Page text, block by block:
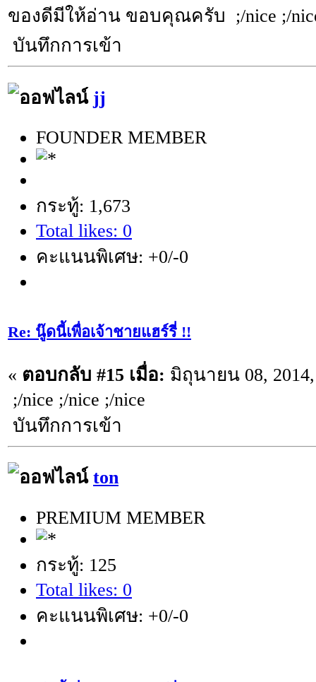
ของดีมีให้อ่าน ขอบคุณครับ ;/nice ;/
บันทึกการเข้า
jj
FOUNDER MEMBER
กระทู้: 1,673
Total likes: 0
คะแนนพิเศษ: +0/-0
Re: นู๊ดนี้เพื่อเจ้าชายแฮร์รี่ !!
« ตอบกลับ #15 เมื่อ: มิถุนายน 08,
;/nice ;/nice ;/nice
บันทึกการเข้า
ton
PREMIUM MEMBER
กระทู้: 125
Total likes: 0
คะแนนพิเศษ: +0/-0